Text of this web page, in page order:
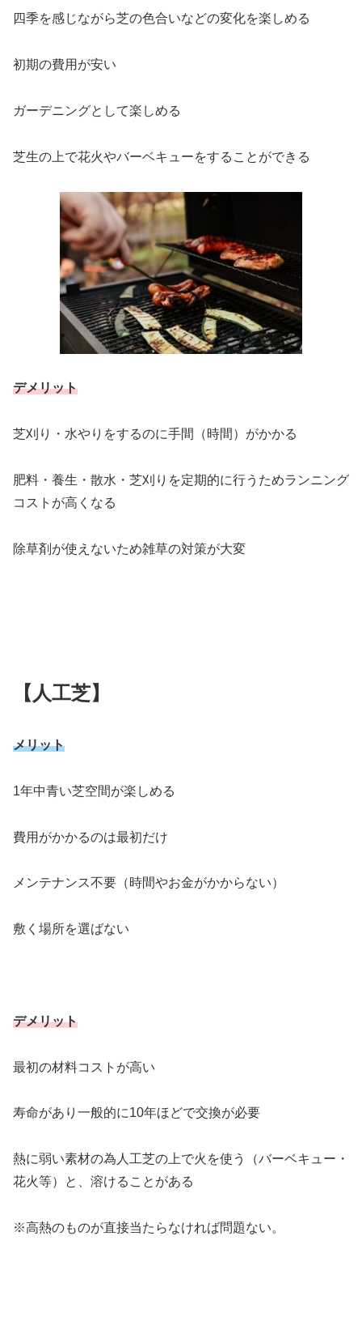
四季を感じながら芝の色合いなどの変化を楽しめる
初期の費用が安い
ガーデニングとして楽しめる
芝生の上で花火やバーベキューをすることができる
デメリット
芝刈り・水やりをするのに手間（時間）がかかる
肥料・養生・散水・芝刈りを定期的に行うためランニング
コストが高くなる
除草剤が使えないため雑草の対策が大変
【人工芝】
メリット
1年中青い芝空間が楽しめる
費用がかかるのは最初だけ
メンテナンス不要（時間やお金がかからない）
敷く場所を選ばない
デメリット
最初の材料コストが高い
寿命があり一般的に10年ほどで交換が必要
熱に弱い素材の為人工芝の上で火を使う（バーベキュー・
花火等）と、溶けることがある
※高熱のものが直接当たらなければ問題ない。